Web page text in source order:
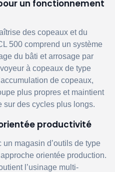
un fonctionnement
des copeaux et du
500 comprend un système
du bâti et arrosage par
à copeaux de type
de copeaux,
plus propres et maintient
sur des cycles plus longs.
productivité
magasin d’outils de type
orientée production.
l’usinage multi-